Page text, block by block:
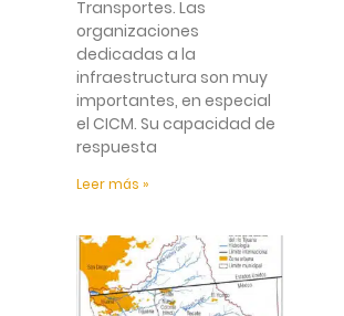
Transportes. Las
organizaciones
dedicadas a la
infraestructura son muy
importantes, en especial
el CICM. Su capacidad de
respuesta
Leer más »